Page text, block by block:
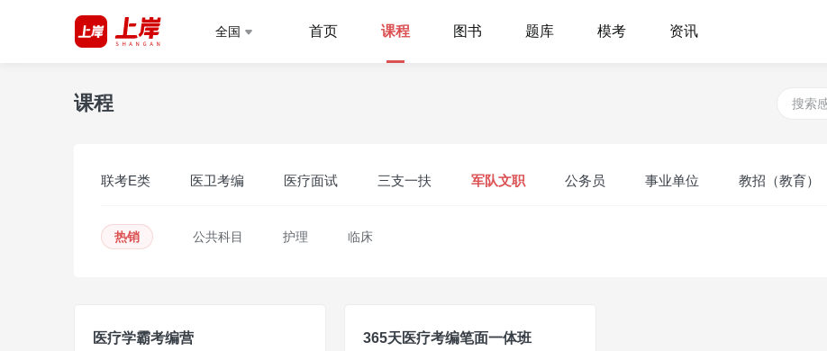
全国 首页 课程 图书 题库 模考 资讯
课程
联考E类 医卫考编 医疗面试 三支一扶 军队文职 公务员 事业单位 教招（教育）
热销 公共科目 护理 临床
医疗学霸考编营 365天医疗考编笔面一体班